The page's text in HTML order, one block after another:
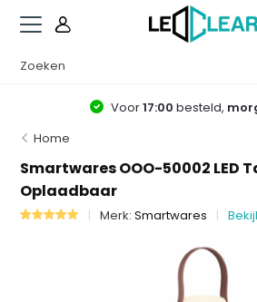
Voor17:00 besteld,
Home
Smartwares OOO-50002 LED
Oplaadbaar
Merk:Smartwares